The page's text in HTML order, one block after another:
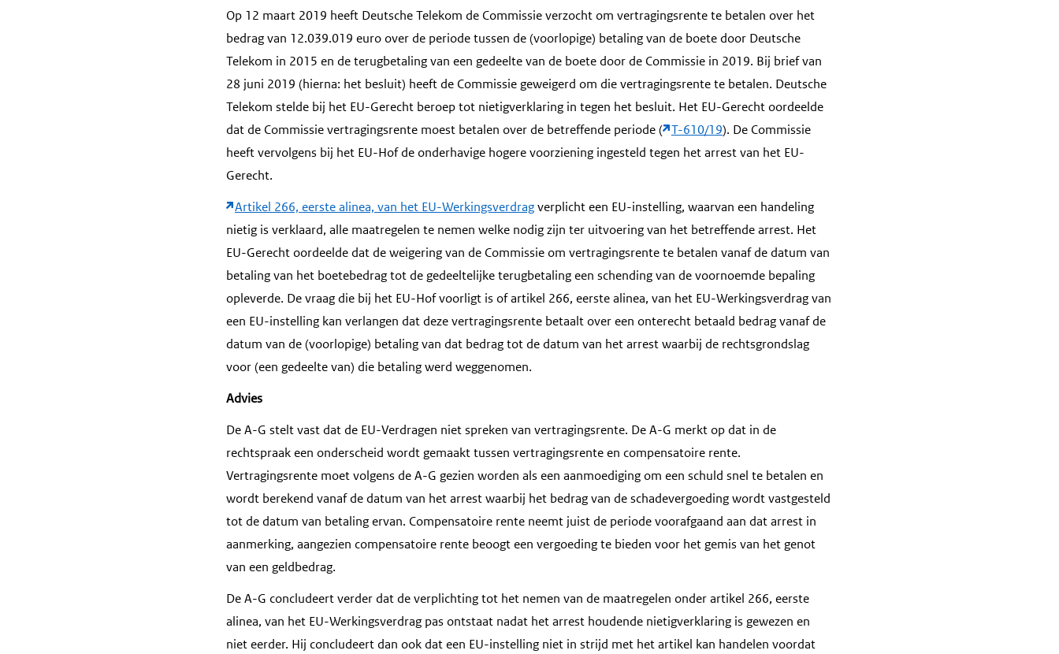
Op 12 maart 2019 heeft Deutsche Telekom de Commissie verzocht om vertragingsrente te betalen over het
bedrag van 12.039.019 euro over de periode tussen de (voorlopige) betaling van de boete door Deutsche
Telekom in 2015 en de terugbetaling van een gedeelte van de boete door de Commissie in 2019. Bij brief van
28 juni 2019 (hierna: het besluit) heeft de Commissie geweigerd om die vertragingsrente te betalen. Deutsche
Telekom stelde bij het EU-Gerecht beroep tot nietigverklaring in tegen het besluit. Het EU-Gerecht oordeelde
dat de Commissie vertragingsrente moest betalen over de betreffende periode ( T-610/19). De Commissie
heeft vervolgens bij het EU-Hof de onderhavige hogere voorziening ingesteld tegen het arrest van het EU-
Gerecht.
Artikel 266, eerste alinea, van het EU-Werkingsverdragverplicht een EU-instelling, waarvan een handeling
nietig is verklaard, alle maatregelen te nemen welke nodig zijn ter uitvoering van het betreffende arrest. Het
EU-Gerecht oordeelde dat de weigering van de Commissie om vertragingsrente te betalen vanaf de datum van
betaling van het boetebedrag tot de gedeeltelijke terugbetaling een schending van de voornoemde bepaling
opleverde. De vraag die bij het EU-Hof voorligt is of artikel 266, eerste alinea, van het EU-Werkingsverdrag van
een EU-instelling kan verlangen dat deze vertragingsrente betaalt over een onterecht betaald bedrag vanaf de
datum van de (voorlopige) betaling van dat bedrag tot de datum van het arrest waarbij de rechtsgrondslag
voor (een gedeelte van) die betaling werd weggenomen.
Advies
De A-G stelt vast dat de EU-Verdragen niet spreken van vertragingsrente. De A-G merkt op dat in de
rechtspraak een onderscheid wordt gemaakt tussen vertragingsrente en compensatoire rente.
Vertragingsrente moet volgens de A-G gezien worden als een aanmoediging om een schuld snel te betalen en
wordt berekend vanaf de datum van het arrest waarbij het bedrag van de schadevergoeding wordt vastgesteld
tot de datum van betaling ervan. Compensatoire rente neemt juist de periode voorafgaand aan dat arrest in
aanmerking, aangezien compensatoire rente beoogt een vergoeding te bieden voor het gemis van het genot
van een geldbedrag.
De A-G concludeert verder dat de verplichting tot het nemen van de maatregelen onder artikel 266, eerste
alinea, van het EU-Werkingsverdrag pas ontstaat nadat het arrest houdende nietigverklaring is gewezen en
niet eerder. Hij concludeert dan ook dat een EU-instelling niet in strijd met het artikel kan handelen voordat